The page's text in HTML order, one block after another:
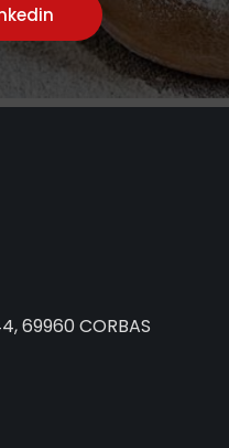
69960 CORBAS